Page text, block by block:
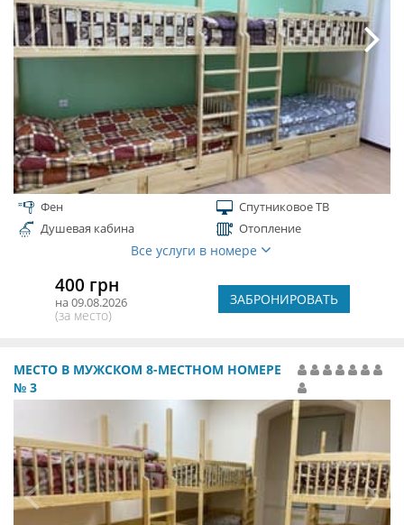
Фен
Спутниковое ТВ
Душевая кабина
Отопление
Все услуги в номере
400 грн
на 09.08.2026
(за место)
ЗАБРОНИРОВАТЬ
МЕСТО В МУЖСКОМ 8-МЕСТНОМ НОМЕРЕ
№ 3